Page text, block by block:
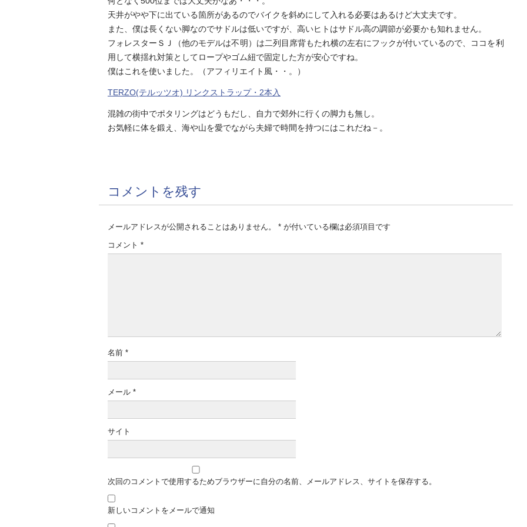
天井がやや下に出ている箇所があるのでバイクを斜めにして入れる必要はあるけど大丈夫です。
また、僕は長くない脚なのでサドルは低いですが、高いヒトはサドル高の調節が必要かも知れません。
フォレスターＳＪ（他のモデルは不明）は二列目席背もたれ横の左右にフックが付いているので、ココを利
用して横揺れ対策としてロープやゴム紐で固定した方が安心ですね。
僕はこれを使いました。（アフィリエイト風・・。）
TERZO(テルッツオ) リンクストラップ・2本入
混雑の街中でポタリングはどうもだし、自力で郊外に行くの脚力も無し。
お気軽に体を鍛え、海や山を愛でながら夫婦で時間を持つにはこれだね－。
コメントを残す
メールアドレスが公開されることはありません。 * が付いている欄は必須項目です
コメント *
名前 *
メール *
サイト
次回のコメントで使用するためブラウザーに自分の名前、メールアドレス、サイトを保存する。
新しいコメントをメールで通知